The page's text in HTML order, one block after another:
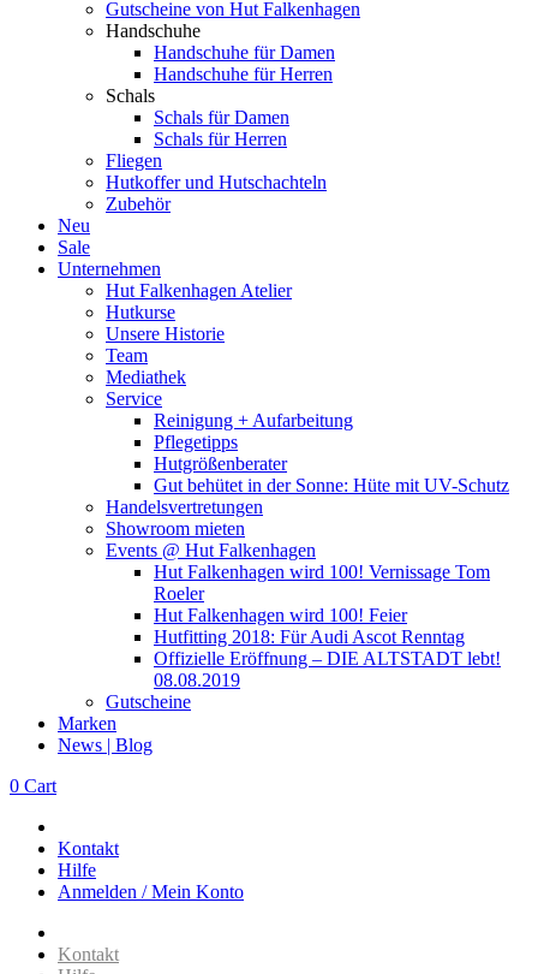
Gutscheine von Hut Falkenhagen
Handschuhe
Handschuhe für Damen
Handschuhe für Herren
Schals
Schals für Damen
Schals für Herren
Fliegen
Hutkoffer und Hutschachteln
Zubehör
Neu
Sale
Unternehmen
Hut Falkenhagen Atelier
Hutkurse
Unsere Historie
Team
Mediathek
Service
Reinigung + Aufarbeitung
Pflegetipps
Hutgrößenberater
Gut behütet in der Sonne: Hüte mit UV-Schutz
Handelsvertretungen
Showroom mieten
Events @ Hut Falkenhagen
Hut Falkenhagen wird 100! Vernissage Tom
Roeler
Hut Falkenhagen wird 100! Feier
Hutfitting 2018: Für Audi Ascot Renntag
Offizielle Eröffnung – DIE ALTSTADT lebt!
08.08.2019
Gutscheine
Marken
News | Blog
0 Cart
Kontakt
Hilfe
Anmelden / Mein Konto
Kontakt